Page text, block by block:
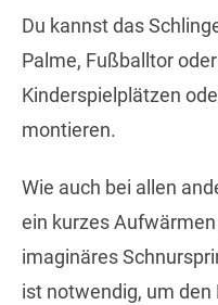
Du kannst das
Palme, Fußballtor
Kinderspielplätzen
montieren.
Wie auch bei allen
ein kurzes
imaginäres
ist notwendig, um